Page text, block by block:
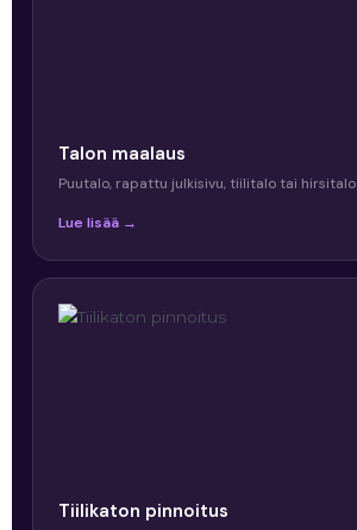
Talon maalaus
Puutalo, rapattu julkisivu, tiilitalo tai hirsitalo
Lue lisää →
Tiilikaton pinnoitus